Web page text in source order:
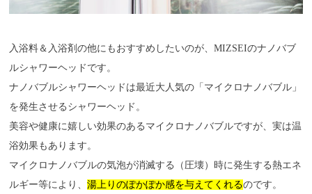
入浴料＆入浴剤の他にもおすすめしたいのが、MIZSEIのナノバブ
ルシャワーヘッドです。
ナノバブルシャワーヘッドは最近大人気の「マイクロナノバブル」
を発生させるシャワーヘッド。
美容や健康に嬉しい効果のあるマイクロナノバブルですが、実は温
浴効果もあります。
マイクロナノバブルの気泡が消滅する（圧壊）時に発生する熱エネ
ルギー等により、湯上りのぽかぽか感を与えてくれるのです。